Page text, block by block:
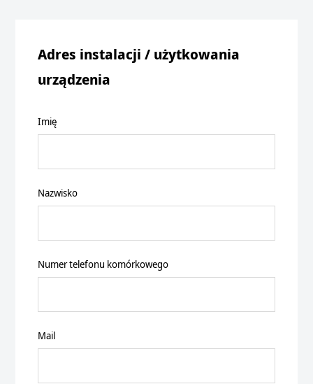
Adres instalacji / użytkowania
urządzenia
Imię
Nazwisko
Numer telefonu komórkowego
Mail